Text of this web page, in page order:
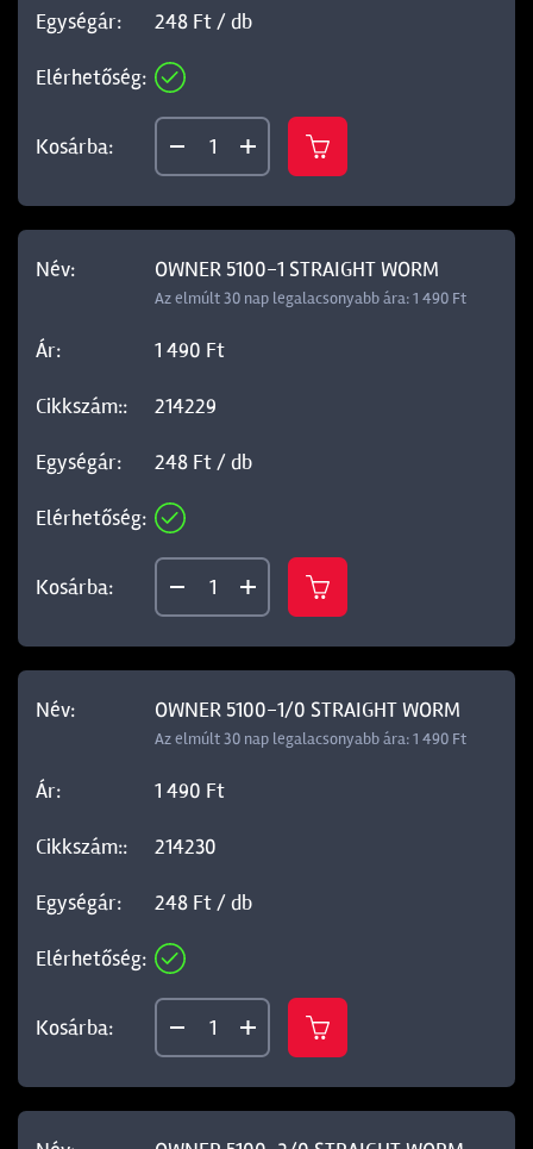
248 Ft / db
OWNER 5100-1 STRAIGHT WORM
Az elmúlt 30 nap legalacsonyabb ára: 1 490 Ft
1 490 Ft
214229
248 Ft / db
OWNER 5100-1/0 STRAIGHT WORM
Az elmúlt 30 nap legalacsonyabb ára: 1 490 Ft
1 490 Ft
214230
248 Ft / db